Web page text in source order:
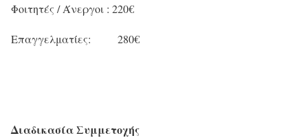
Φοιτητές / Άνεργοι : 220€
Επαγγελματίες: 280€
Διαδικασία Συμμετοχής